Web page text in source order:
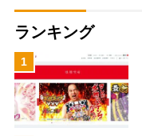
ランキング
1